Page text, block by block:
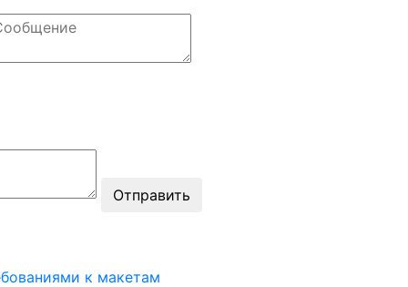
к макетам